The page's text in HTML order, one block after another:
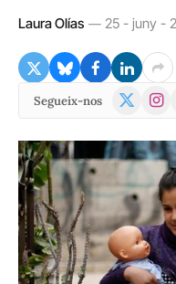
Laura Olías 25 - juny -
Segueix-nos
X